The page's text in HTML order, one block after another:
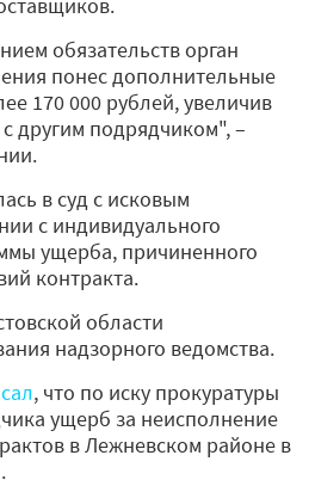
обязательств орган
понес дополнительные
170 000 рублей, увеличив
другим подрядчиком", –
в суд с исковым
с индивидуального
ущерба, причиненного
контракта.
области
надзорного ведомства.
, что по иску прокуратуры
ущерб за неисполнение
в Лежневском районе в